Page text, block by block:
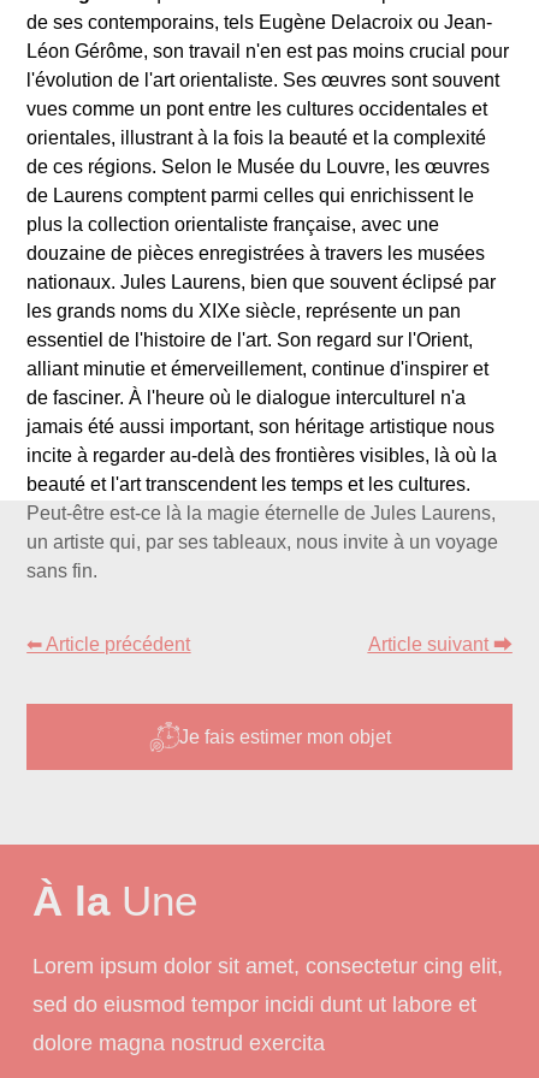
de ses contemporains, tels Eugène Delacroix ou Jean-
Léon Gérôme, son travail n'en est pas moins crucial pour
l'évolution de l'art orientaliste. Ses œuvres sont souvent
vues comme un pont entre les cultures occidentales et
orientales, illustrant à la fois la beauté et la complexité
de ces régions. Selon le Musée du Louvre, les œuvres
de Laurens comptent parmi celles qui enrichissent le
plus la collection orientaliste française, avec une
douzaine de pièces enregistrées à travers les musées
nationaux. Jules Laurens, bien que souvent éclipsé par
les grands noms du XIXe siècle, représente un pan
essentiel de l'histoire de l'art. Son regard sur l'Orient,
alliant minutie et émerveillement, continue d'inspirer et
de fasciner. À l'heure où le dialogue interculturel n'a
jamais été aussi important, son héritage artistique nous
incite à regarder au-delà des frontières visibles, là où la
beauté et l'art transcendent les temps et les cultures.
Peut-être est-ce là la magie éternelle de Jules Laurens,
un artiste qui, par ses tableaux, nous invite à un voyage
sans fin.
⬅ Article précédent Article suivant ⮕
Je fais estimer mon objet
À laUne
Lorem ipsum dolor sit amet, consectetur cing elit,
sed do eiusmod tempor incidi dunt ut labore et
dolore magna nostrud exercita